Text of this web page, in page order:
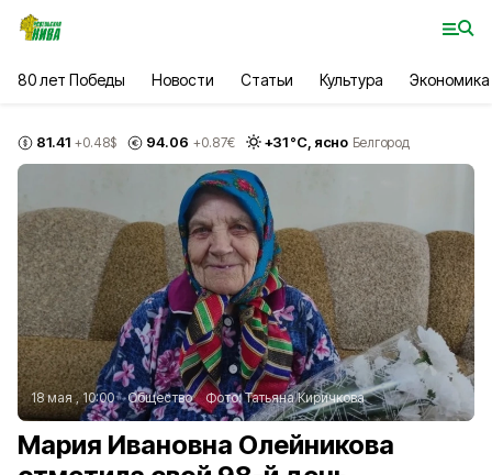
80 лет Победы Новости Статьи Культура Экономика
81.41 +0.48$ 94.06 +0.87€ +31°С, ясно Белгород
18 мая , 10:00 Общество Фото:Татьяна Киричкова
Мария Ивановна Олейникова